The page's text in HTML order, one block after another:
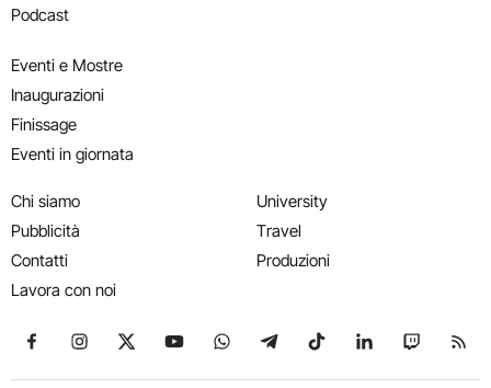
Podcast
Eventi e Mostre
Inaugurazioni
Finissage
Eventi in giornata
Chi siamo
Pubblicità
Contatti
Lavora con noi
University
Travel
Produzioni
Seguici su Facebook
Seguici su Instagram
Seguici su X
Seguici su YouTube
Seguici su WhatsApp
Seguici su Telegram
Seguici su TikTok
Seguici su
Seguici